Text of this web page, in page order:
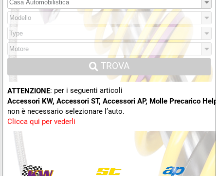
TROVA
ATTENZIONE: per i seguenti articoli
Accessori KW, Accessori ST, Accessori AP, Molle Precarico
non è necessario selezionare l’auto.
Clicca qui per vederli